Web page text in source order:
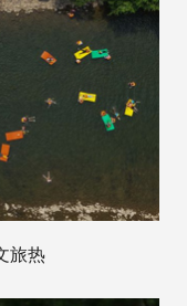
旅热